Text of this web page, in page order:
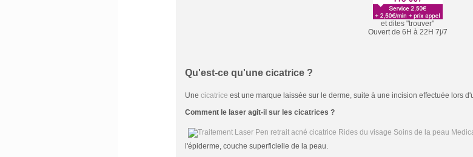
et dites "trouver"
Ouvert de 6H à 22H 7j/7
Qu'est-ce qu'une cicatrice ?
Une cicatrice est une marque laissée sur le derme, suite à une incision effectuée lors
Comment le laser agit-il sur les cicatrices ?
l'épiderme, couche superficielle de la peau.